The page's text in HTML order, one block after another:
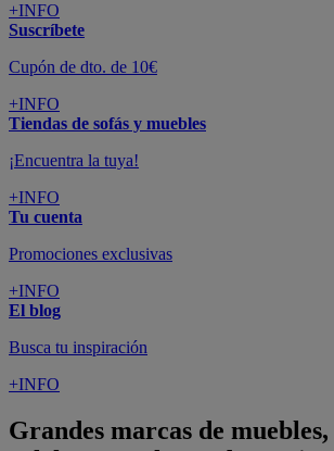
+INFO
Suscríbete
Cupón de dto. de 10€
+INFO
Tiendas de sofás y muebles
¡Encuentra la tuya!
+INFO
Tu cuenta
Promociones exclusivas
+INFO
El blog
Busca tu inspiración
+INFO
Grandes marcas de muebles,